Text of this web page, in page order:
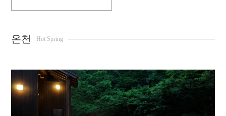
온천 Hot Spring